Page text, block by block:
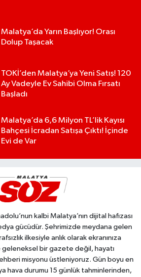
Malatya’da Yarın Başlıyor! Orası
Dolup Taşacak
TOKİ’den Malatya’ya Yeni Satış! 120
Ay Vadeyle Ev Sahibi Olma Fırsatı
Başladı
Malatya’da 6,6 Milyon TL’lik Kayısı
Bahçesi İcradan Satışa Çıktı! İçinde
Evi de Var
kalbi Malatya’nın dijital hafızası
gücüdür. Şehrimizde meydana gelen
ilkesiyle anlık olarak ekranınıza
geleneksel bir gazete değil, hayatı
misyonu üstleniyoruz. Gün boyu en
hava durumu 15 günlük tahminlerinden,